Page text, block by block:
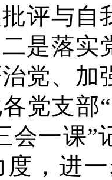
评与自
是落实
党、加
党支部
会一课”
度，进